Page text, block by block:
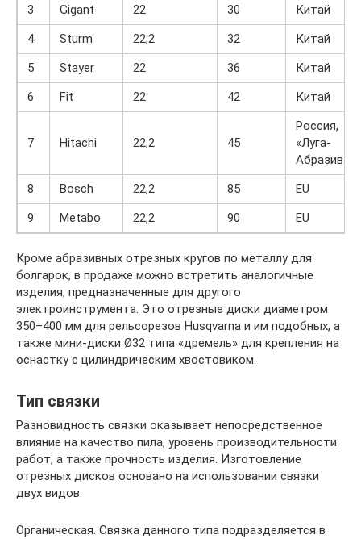
3 Gigant 22 30
Китай
4
Sturm 22,2 32
Китай
5
Stayer 22 36
Китай
6
Fit 22 42 Китай
7 Hitachi 22,2 45
Россия,
«Луга-
Абразив»
8
Bosch 22,2 85
EU
9
Metabo 22,2 90 EU
Кроме абразивных отрезных кругов по металлу для
болгарок, в продаже можно встретить аналогичные
изделия, предназначенные для другого
электроинструмента. Это отрезные диски диаметром
350÷400 мм для рельсорезов Husqvarna и им подобных, а
также мини-диски Ø32 типа «дремель» для крепления на
оснастку с цилиндрическим хвостовиком.
Тип связки
Разновидность связки оказывает непосредственное
влияние на качество пила, уровень производительности
работ, а также прочность изделия. Изготовление
отрезных дисков основано на использовании связки
двух видов.
Органическая. Связка данного типа подразделяется в